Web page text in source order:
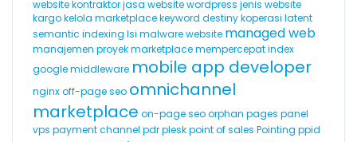
website kontraktorjasa website wordpress jenis website
kargokelola marketplacekeyword destinykoperasi latent
semantic indexing lsi malware website managed web
manajemen proyekmarketplacemempercepat index
googlemiddleware mobile app developer
nginxoff-page seo omnichannel
marketplace on-page seoorphan pages panel
vps payment channel pdrpleskpoint of sales Pointing ppid